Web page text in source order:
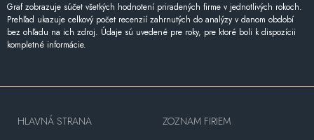
Graf zobrazuje súčet všetkých hodnotení priradených firme v jednotlivých rokoch.
Prehľad ukazuje celkový počet recenzií zahrnutých do analýzy v danom období
bez ohľadu na ich zdroj. Údaje sú uvedené pre roky, pre ktoré boli k dispozícii
kompletné informácie.
HLAVNÁ STRANA
ZOZNAM FIRIEM